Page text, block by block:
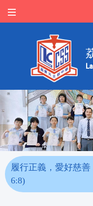
履行正義，愛好慈
6:8)